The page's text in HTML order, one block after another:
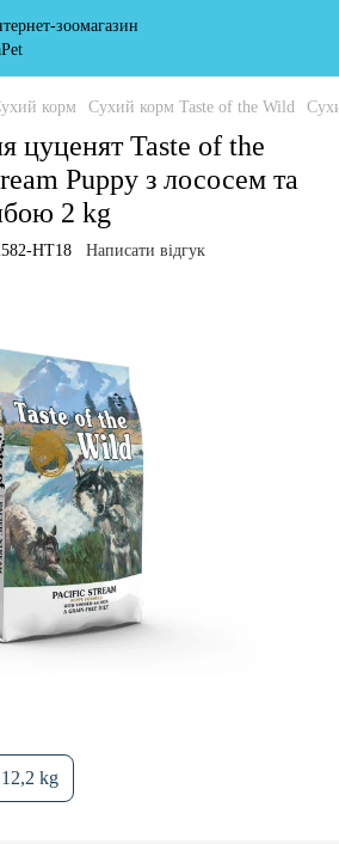
корм Сухий корм Taste of the Wild
цуценят Taste of the
Puppy з лососем та
2 kg
HT18 Написати відгук
12,2 kg